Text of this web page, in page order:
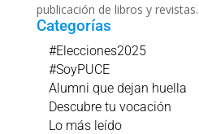
publicación de libros y
Categorías
#Elecciones2025
#SoyPUCE
Alumni que dejan huella
Descubre tu vocación
Lo más leído